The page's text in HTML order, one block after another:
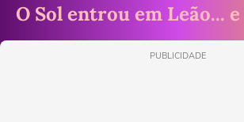
O Sol entrou em Leão...
PUBLICIDADE